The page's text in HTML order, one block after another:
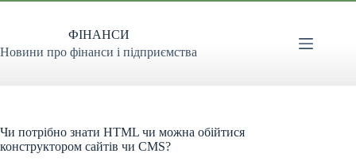
Перейти
ФІНАНСИ
Новини про фінанси і підприємства
Чи потрібно знати HTML чи можна обійтися
конструктором сайтів чи CMS?